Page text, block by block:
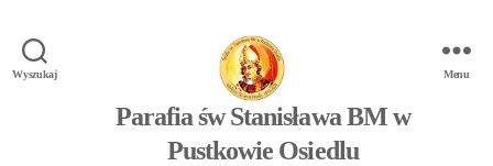
Wyszukaj
Parafia św Stanisława BM w
Pustkowie Osiedlu
Menu